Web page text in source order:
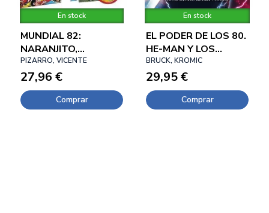
En stock
MUNDIAL 82:
NARANJITO,
RECUERDOS Y
COLECCIONABLES
PIZARRO, VICENTE
27,96 €
Comprar
En stock
EL PODER DE LOS 80.
HE-MAN Y LOS
MASTERS DEL
UNIVERSO
BRUCK, KROMIC
29,95 €
Comprar